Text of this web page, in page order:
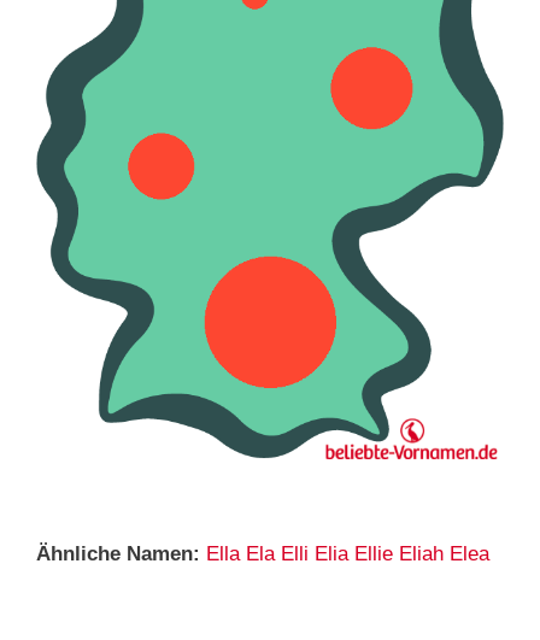
Ähnliche Namen: Ella Ela Elli Elia Ellie Eliah Elea